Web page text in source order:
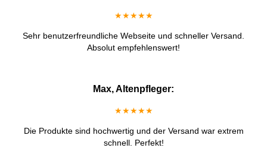
★★★★★
Sehr benutzerfreundliche Webseite und schneller Versand.
Absolut empfehlenswert!
Max, Altenpfleger:
★★★★★
Die Produkte sind hochwertig und der Versand war extrem
schnell. Perfekt!